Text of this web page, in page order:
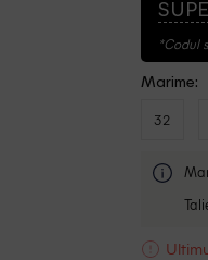
*Codul
Marime:
32